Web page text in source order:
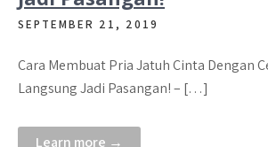
SEPTEMBER 21, 2019
Cara Membuat Pria Jatuh Cinta Dengan
Langsung Jadi Pasangan! – […]
Learn more →